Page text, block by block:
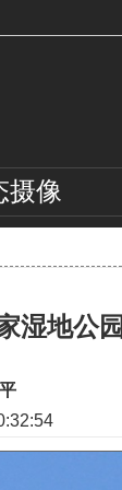
摄像
湿地公园